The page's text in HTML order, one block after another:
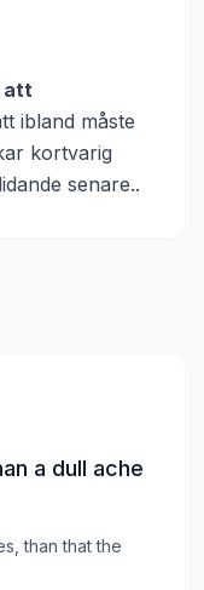
att
ibland måste
kortvarig
senare..
a dull ache
than that the